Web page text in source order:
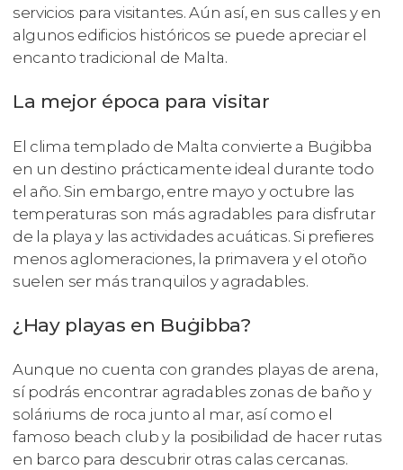
servicios para visitantes. Aún así, en sus calles y en
algunos edificios históricos se puede apreciar el
encanto tradicional de Malta.
La mejor época para visitar
El clima templado de Malta convierte a Buġibba
en un destino prácticamente ideal durante todo
el año. Sin embargo, entre mayo y octubre las
temperaturas son más agradables para disfrutar
de la playa y las actividades acuáticas. Si prefieres
menos aglomeraciones, la primavera y el otoño
suelen ser más tranquilos y agradables.
¿Hay playas en Buġibba?
Aunque no cuenta con grandes playas de arena,
sí podrás encontrar agradables zonas de baño y
soláriums de roca junto al mar, así como el
famoso beach club y la posibilidad de hacer rutas
en barco para descubrir otras calas cercanas.